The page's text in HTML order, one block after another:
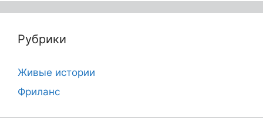
Рубрики
Живые истории
Фриланс